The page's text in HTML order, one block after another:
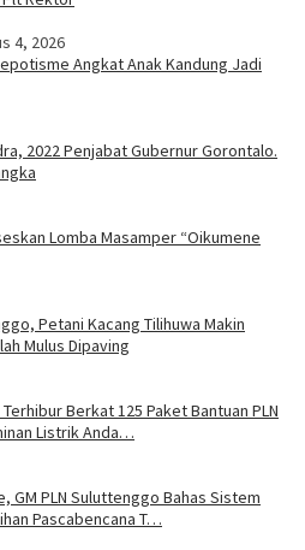
4, 2026
Angkat Anak Kandung Jadi
2022 Penjabat Gubernur Gorontalo.
Lomba Masamper “Oikumene
Petani Kacang Tilihuwa Makin
Mulus Dipaving
Berkat 125 Paket Bantuan PLN
Listrik Anda…
GM PLN Suluttenggo Bahas Sistem
Pascabencana T…